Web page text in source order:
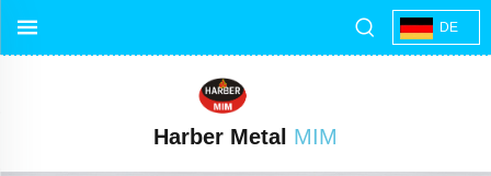
DE
Harber Metal MIM